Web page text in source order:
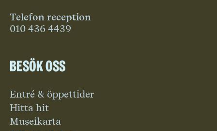
Telefon reception
010 436 4439
Besök oss
Entré & öppettider
Hitta hit
Museikarta